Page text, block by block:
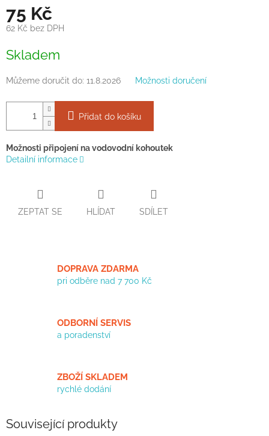
75 Kč
62 Kč bez DPH
cena:
Skladem
Můžeme doručit do: 11.8.2026 Možnosti doručení
Přidat do košíku
Možnosti připojení na vodovodní kohoutek
Detailní informace
ZEPTAT SE HLÍDAT SDÍLET
DOPRAVA ZDARMA
pri odběre nad 7 700 Kč
ODBORNÍ SERVIS
a poradenství
ZBOŽÍ SKLADEM
rychlé dodání
Související produkty